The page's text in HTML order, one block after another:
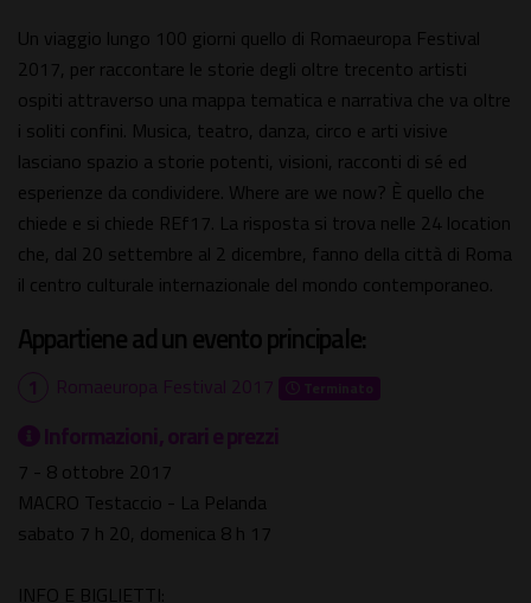
Un viaggio lungo 100 giorni quello di Romaeuropa Festival
2017, per raccontare le storie degli oltre trecento artisti
ospiti attraverso una mappa tematica e narrativa che va oltre
i soliti confini. Musica, teatro, danza, circo e arti visive
lasciano spazio a storie potenti, visioni, racconti di sé ed
esperienze da condividere. Where are we now? È quello che
chiede e si chiede REf17. La risposta si trova nelle 24 location
che, dal 20 settembre al 2 dicembre, fanno della città di Roma
il centro culturale internazionale del mondo contemporaneo.
Appartiene ad un evento principale:
Romaeuropa Festival 2017 Terminato
Informazioni, orari e prezzi
7 - 8 ottobre 2017
MACRO Testaccio - La Pelanda
sabato 7 h 20, domenica 8 h 17
INFO E BIGLIETTI: